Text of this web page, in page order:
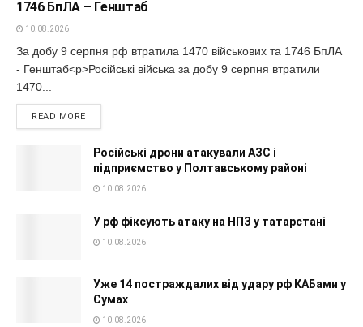
1746 БпЛА – Генштаб
10.08.2026
За добу 9 серпня рф втратила 1470 військових та 1746 БпЛА
- Генштаб<p>Російські війська за добу 9 серпня втратили
1470...
READ MORE
Російські дрони атакували АЗС і
підприємство у Полтавському районі
10.08.2026
У рф фіксують атаку на НПЗ у татарстані
10.08.2026
Уже 14 постраждалих від удару рф КАБами у
Сумах
10.08.2026